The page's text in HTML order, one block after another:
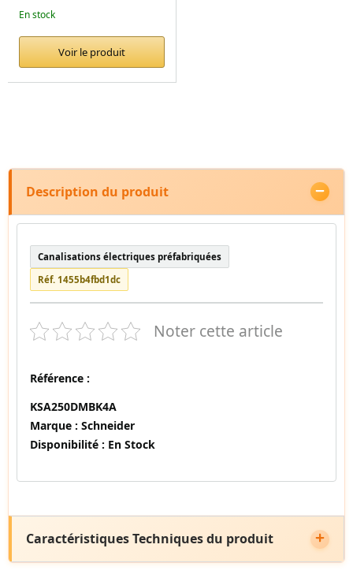
En stock
Voir le produit
Description du produit
Canalisations électriques préfabriquées
Réf. 1455b4fbd1dc
Noter cette article
Référence :
KSA250DMBK4A
Marque : Schneider
Disponibilité : En Stock
Caractéristiques Techniques du produit